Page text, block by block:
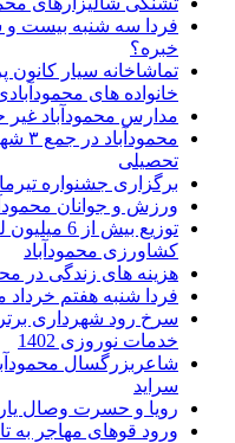
فردا سه شنبه بیست و
خبره؟
تماشاخانه سیار
خانواده های
مدارس محمودآباد
تحصیلی
برگزاری جشنواره
ورزش و جوانان
توزیع
کشاورزی محمودآباد
هزینه های زندگی در
فردا شنبه هفتم خرداد ماه ۱۴۰۱، محمودآباد چه
سرخ رود شهرداری
خدمات نوروزی 1402
شاعربزرگسال
سراید
رویا و حسرت وصال یار
ورود قوهای مهاجر به